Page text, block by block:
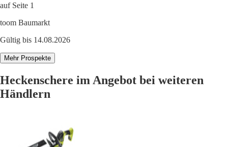
auf Seite 1
toom Baumarkt
Gültig bis 14.08.2026
Mehr Prospekte
Heckenschere im Angebot bei weiteren
Händlern